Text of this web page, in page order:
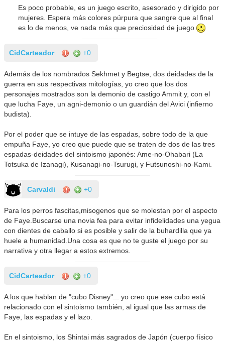
Es poco probable, es un juego escrito, asesorado y dirigido por
mujeres. Espera más colores púrpura que sangre que al final
es lo de menos, ve nada más que preciosidad de juego
CidCarteador +0
Además de los nombrados Sekhmet y Begtse, dos deidades de la
guerra en sus respectivas mitologías, yo creo que los dos
personajes mostrados son la demonio de castigo Ammit y, con el
que lucha Faye, un agni-demonio o un guardián del Avici (infierno
budista).
Por el poder que se intuye de las espadas, sobre todo de la que
empuña Faye, yo creo que puede que se traten de dos de las tres
espadas-deidades del sintoismo japonés: Ame-no-Ohabari (La
Totsuka de Izanagi), Kusanagi-no-Tsurugi, y Futsunoshi-no-Kami.
Carvaldi +0
Para los perros fascitas,misogenos que se molestan por el aspecto
de Faye.Buscarse una novia fea para evitar infidelidades una yegua
con dientes de caballo si es posible y salir de la buhardilla que ya
huele a humanidad.Una cosa es que no te guste el juego por su
narrativa y otra llegar a estos extremos.
CidCarteador +0
A los que hablan de "cubo Disney"... yo creo que ese cubo está
relacionado con el sintoismo también, al igual que las armas de
Faye, las espadas y el lazo.
En el sintoismo, los Shintai más sagrados de Japón (cuerpo físico